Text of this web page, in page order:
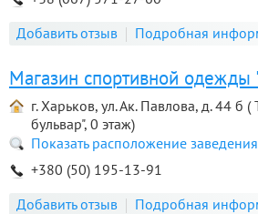
Добавить отзыв
Подробная
Магазин спортивной одежды
г. Харьков, ул. Ак. Павлова, д. 44 б
бульвар", 0 этаж)
Показать расположение
+380 (50) 195-13-91
Добавить отзыв
Подробная